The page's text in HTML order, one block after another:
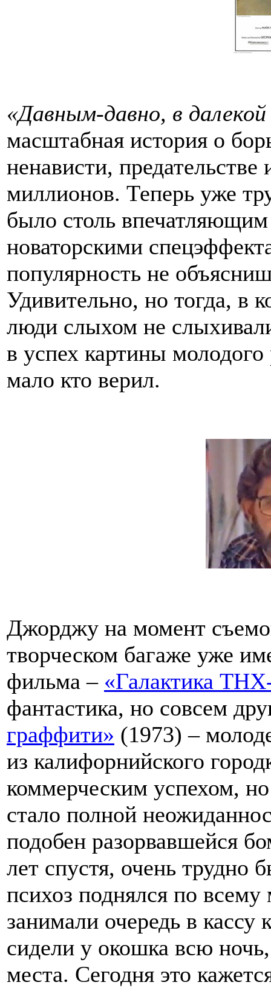
«Давным-давно, в
масштабная история о
ненависти,
миллионов. Теперь уже
было столь
новаторскими
популярность не
Удивительно, но тогда, в
люди слыхом не
в успех картины
мало кто верил.
Джорджу на момент
творческом багаже уже
фильма – «Галактика
фантастика, но совсем
граффити» (1973) –
из калифорнийского
коммерческим успехом,
стало полной
подобен разорвавшейся
лет спустя, очень трудно
психоз поднялся по
занимали очередь в кассу
сидели у окошка всю
места. Сегодня это